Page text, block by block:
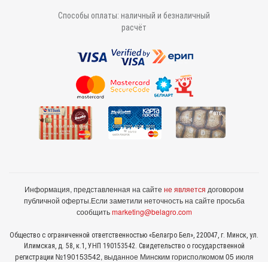
Способы оплаты: наличный и безналичный
расчёт
Информация, представленная на сайте не является договором
публичной оферты.Если заметили неточность на сайте просьба
сообщитьmarketing@belagro.com
Общество с ограниченной ответственностью «Белагро Бел», 220047, г. Минск, ул.
Илимская, д. 58, к.1, УНП 190153542. Свидетельство о государственной
регистрации №190153542, выданное Минcким горисполкомом 05 июля